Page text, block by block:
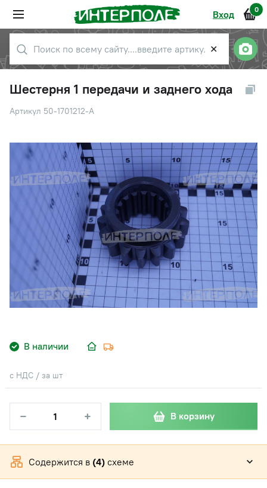
Вход 0
✕
Шестерня 1 передачи и заднего хода
Артикул 50-1701212-А
В наличии
с НДС / за шт
− + В корзину
Содержится в (4) схеме